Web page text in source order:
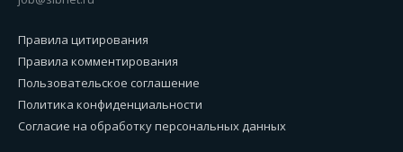
Правила цитирования
Правила комментирования
Пользовательское соглашение
Политика конфиденциальности
Согласие на обработку персональных данных